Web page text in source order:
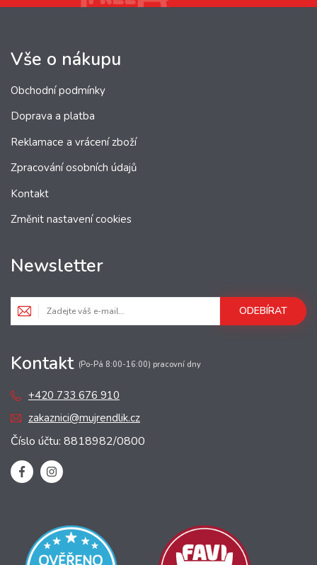
Vše o nákupu
Obchodní podmínky
Doprava a platba
Reklamace a vrácení zboží
Zpracování osobních údajů
Kontakt
Změnit nastavení cookies
Newsletter
ODEBÍRAT
Kontakt (Po-Pá 8:00-16:00) pracovní dny
+420 733 676 910
zakaznici@mujrendlik.cz
Číslo účtu: 8818982/0800